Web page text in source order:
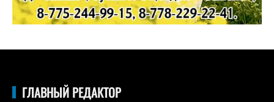
ГЛАВНЫЙ РЕДАКТОР